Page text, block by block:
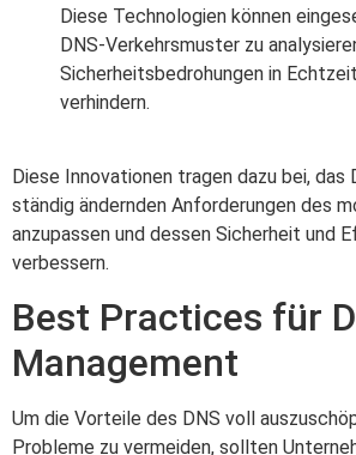
Diese Technologien können
DNS-Verkehrsmuster zu
Sicherheitsbedrohungen in
verhindern.
Diese Innovationen tragen dazu bei, das
ständig ändernden Anforderungen des
anzupassen und dessen Sicherheit und
verbessern.
Best Practices für
Management
Um die Vorteile des DNS voll
Probleme zu vermeiden, sollten